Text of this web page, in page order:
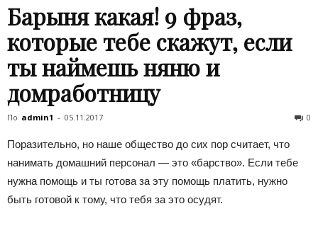
Барыня какая! 9 фраз,
которые тебе скажут, если
ты наймешь няню и
домработницу
По admin1 - 05.11.2017 0
Поразительно, но наше общество до сих пор считает, что
нанимать домашний персонал — это «барство». Если тебе
нужна помощь и ты готова за эту помощь платить, нужно
быть готовой к тому, что тебя за это осудят.